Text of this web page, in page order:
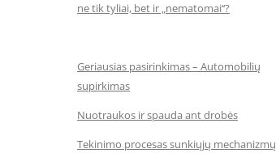
ne tik tyliai, bet ir „nematomai‘‘?
Geriausias pasirinkimas – Automobilių
supirkimas
Nuotraukos ir spauda ant drobės
Tekinimo procesas sunkiųjų mechanizmų